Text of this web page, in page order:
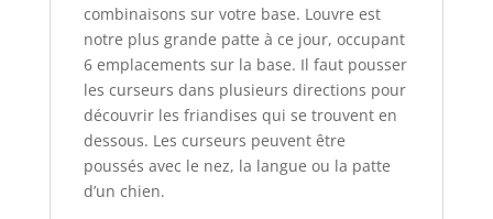
combinaisons sur votre base. Louvre est
notre plus grande patte à ce jour, occupant
6 emplacements sur la base. Il faut pousser
les curseurs dans plusieurs directions pour
découvrir les friandises qui se trouvent en
dessous. Les curseurs peuvent être
poussés avec le nez, la langue ou la patte
d’un chien.